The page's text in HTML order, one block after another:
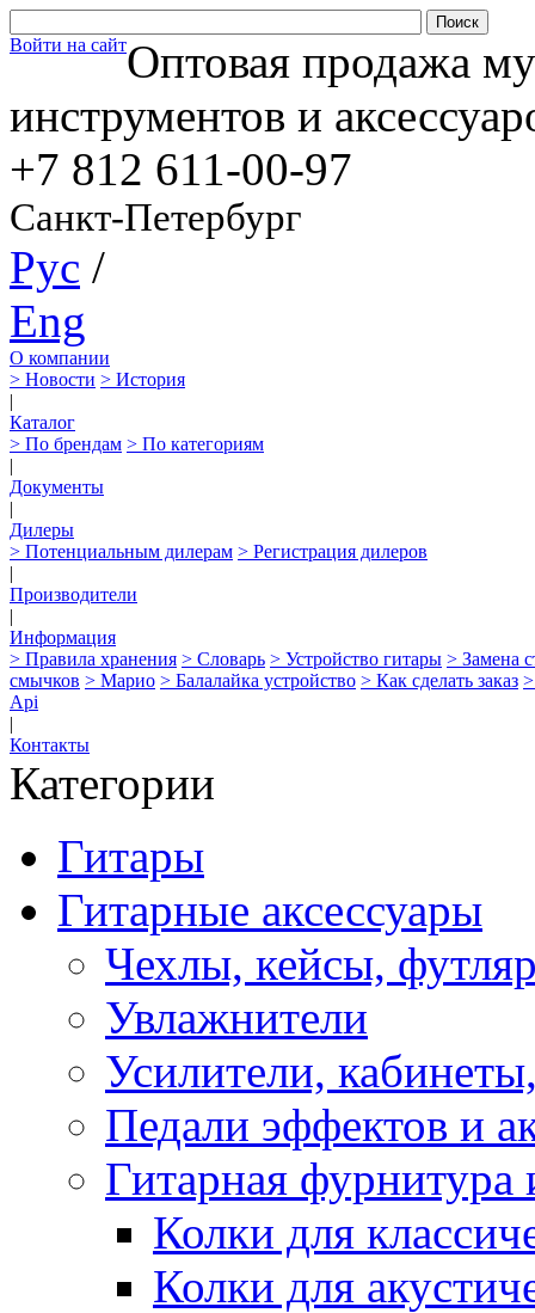
Войти на сайтОптовая продажа
инструментов и
+7 812 611-00-97
Санкт-Петербург
Рус /
Eng
О компании
> Новости > История
|
Каталог
> По брендам > По категориям
|
Документы
|
Дилеры
> Потенциальным дилерам > Регистрация дилеров
|
Производители
|
Информация
> Правила хранения > Словарь > Устройство гитары > Замена
смычков > Марио > Балалайка устройство > Как сделать заказ
Api
|
Контакты
Категории
Гитары
Гитарные аксессуары
Чехлы, кейсы,
Увлажнители
Усилители,
Педали эффектов и
Гитарная фурнитура
Колки для
Колки для